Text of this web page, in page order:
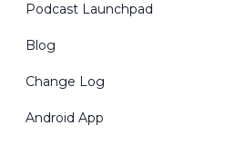
Podcast Launchpad
Blog
Change Log
Android App